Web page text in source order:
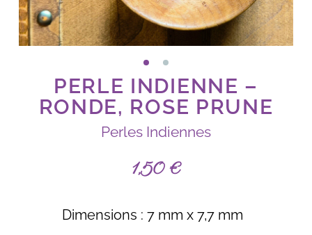
PERLE INDIENNE –
RONDE, ROSE PRUNE
Perles Indiennes
1,50€
Dimensions : 7 mm x 7,7 mm